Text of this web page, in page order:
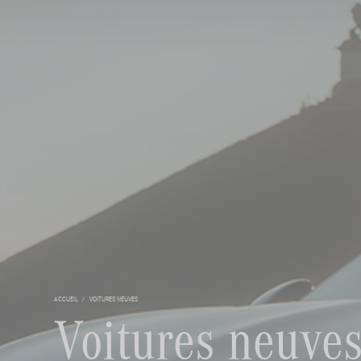
ACCUEIL VOITURES NEUVES
Voitures